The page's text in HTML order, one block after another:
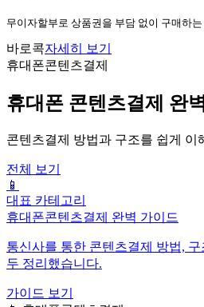
무이자할부로 상품권을 부담 없이 구매하는
바로콕자세히 보기
휴대폰콘텐츠결제
휴대폰 콘텐츠결제 완
콘텐츠결제 방법과 구조를 쉽게 이
전체 보기
📱
대표 카테고리
휴대폰콘텐츠결제 완벽 가이드
통신사를 통한 콘텐츠결제 방법,
두 정리했습니다.
가이드 보기